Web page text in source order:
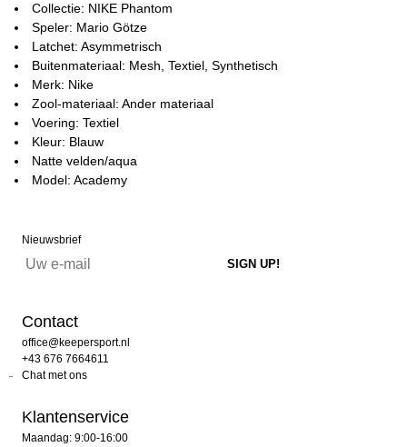
Collectie: NIKE Phantom
Speler: Mario Götze
Latchet: Asymmetrisch
Buitenmateriaal: Mesh, Textiel, Synthetisch
Merk: Nike
Zool-materiaal: Ander materiaal
Voering: Textiel
Kleur: Blauw
Natte velden/aqua
Model: Academy
Nieuwsbrief
Contact
office@keepersport.nl
+43 676 7664611
Chat met ons
Klantenservice
Maandag: 9:00-16:00